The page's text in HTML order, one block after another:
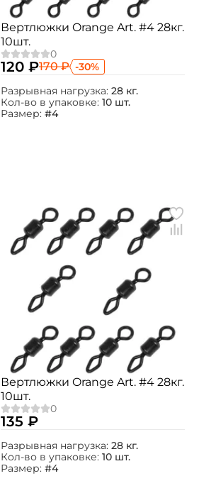
Вертлюжки Orange Art. #4 28кг.
10шт.
120 ₽170 ₽ -30%
Разрывная нагрузка: 28 кг.
Кол-во в упаковке: 10 шт.
Размер: #4
Вертлюжки Orange Art. #4 28кг.
10шт.
135 ₽
Разрывная нагрузка: 28 кг.
Кол-во в упаковке: 10 шт.
Размер: #4
Email: *